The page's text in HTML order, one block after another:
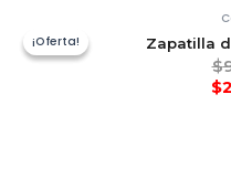
¡Oferta!
¡Oferta! Zapatilla
$
$